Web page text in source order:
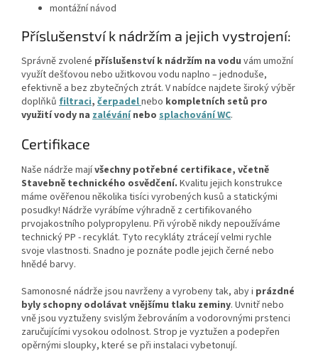
montážní návod
Příslušenství k nádržím a jejich vystrojení:
Správně zvolené příslušenství k nádržím na vodu vám umožní
využít dešťovou nebo užitkovou vodu naplno – jednoduše,
efektivně a bez zbytečných ztrát. V nabídce najdete široký výběr
doplňků filtraci, čerpadelnebo kompletních setů pro
využití vody na zalévání nebo splachování WC.
Certifikace
Naše nádrže majívšechny potřebné certifikace, včetně
Stavebně technického osvědčení. Kvalitu jejich konstrukce
máme ověřenou několika tisíci vyrobených kusů a statickými
posudky! Nádrže vyrábíme výhradně z certifikovaného
prvojakostního polypropylenu. Při výrobě nikdy nepoužíváme
technický PP - recyklát. Tyto recykláty ztrácejí velmi rychle
svoje vlastnosti. Snadno je poznáte podle jejich černé nebo
hnědé barvy.
Samonosné nádrže jsou navrženy a vyrobeny tak, aby i prázdné
byly schopny odolávat vnějšímu tlaku zeminy. Uvnitř nebo
vně jsou vyztuženy svislým žebrováním a vodorovnými prstenci
zaručujícími vysokou odolnost. Strop je vyztužen a podepřen
opěrnými sloupky, které se při instalaci vybetonují.